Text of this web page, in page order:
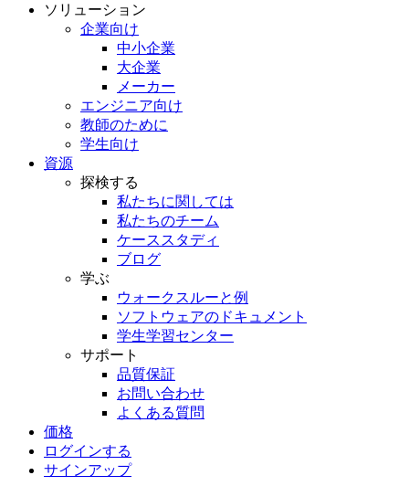
ソリューション
企業向け
中小企業
大企業
メーカー
エンジニア向け
教師のために
学生向け
資源
探検する
私たちに関しては
私たちのチーム
ケーススタディ
ブログ
学ぶ
ウォークスルーと例
ソフトウェアのドキュメント
学生学習センター
サポート
品質保証
お問い合わせ
よくある質問
価格
ログインする
サインアップ